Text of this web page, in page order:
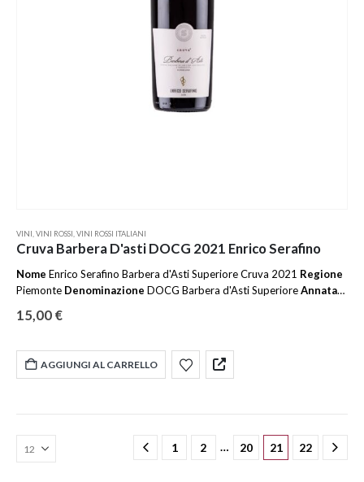
VINI ,VINI ROSSI ,VINI ROSSI ITALIANI
Cruva Barbera D'asti DOCG 2021 Enrico Serafino
Nome Enrico Serafino Barbera d'Asti Superiore Cruva 2021 Regione
Piemonte Denominazione DOCG Barbera d'Asti SuperioreAnnata
15,00 €
AGGIUNGI AL CARRELLO
1 2 … 20 21 22